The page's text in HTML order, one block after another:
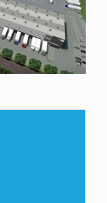
Kontakt